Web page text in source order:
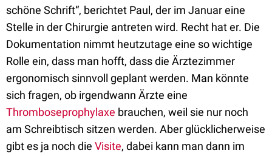
schöne Schrift“, berichtet Paul, der im Januar eine
Stelle in der Chirurgie antreten wird. Recht hat er. Die
Dokumentation nimmt heutzutage eine so wichtige
Rolle ein, dass man hofft, dass die Ärztezimmer
ergonomisch sinnvoll geplant werden. Man könnte
sich fragen, ob irgendwann Ärzte eine
Thromboseprophylaxe brauchen, weil sie nur noch
am Schreibtisch sitzen werden. Aber glücklicherweise
gibt es ja noch die Visite, dabei kann man dann im